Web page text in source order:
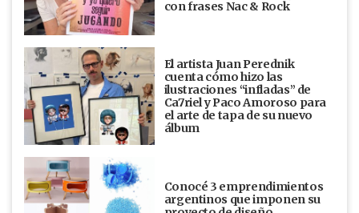
con frases Nac & Rock
El artista Juan Perednik
cuenta cómo hizo las
ilustraciones “infladas” de
Ca7riel y Paco Amoroso para
el arte de tapa de su nuevo
álbum
Conocé 3 emprendimientos
argentinos que imponen su